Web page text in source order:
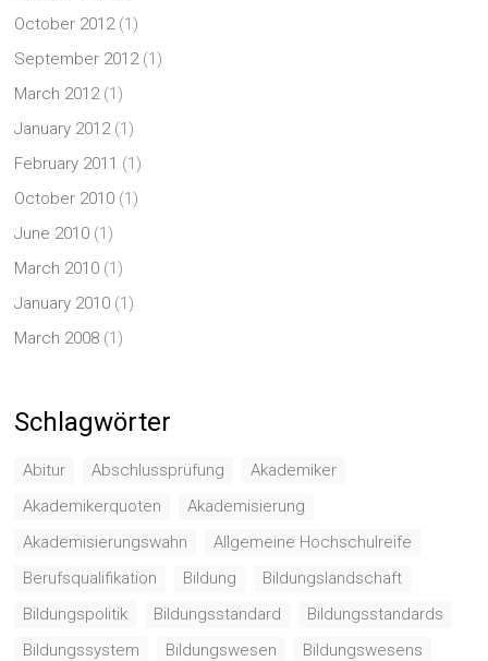
October 2012(1)
September 2012(1)
March 2012(1)
January 2012(1)
February 2011 (1)
October 2010 (1)
June 2010 (1)
March 2010 (1)
January 2010 (1)
March 2008 (1)
Schlagwörter
Abitur Abschlussprüfung
Akademiker
Akademikerquoten
Akademisierung
Akademisierungswahn
Allgemeine Hochschulreife
Berufsqualifikation
Bildung
Bildungslandschaft
Bildungspolitik
Bildungsstandard
Bildungsstandards
Bildungssystem
Bildungswesen
Bildungswesens